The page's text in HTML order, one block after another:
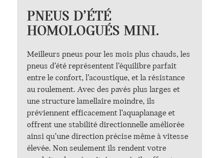
PNEUS D’ÉTÉ
HOMOLOGUÉS MINI.
Meilleurs pneus pour les mois plus chauds, les
pneus d’été représentent l’équilibre parfait
entre le confort, l’acoustique, et la résistance
au roulement. Avec des pavés plus larges et
une structure lamellaire moindre, ils
préviennent efficacement l’aquaplanage et
offrent une stabilité directionnelle améliorée
ainsi qu’une direction précise même à vitesse
élevée. Non seulement ils rendent votre